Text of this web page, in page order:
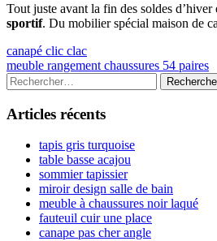
Tout juste avant la fin des soldes
sportif. Du mobilier spécial maison de
Navigation
de
l’article
Previous
article:
canapé clic clac
Next
article:
meuble rangement chaussures 54 paires
Colonne
latérale
principale
Rechercher :
Articles récents
tapis gris turquoise
table basse acajou
sommier tapissier
miroir design salle de bain
meuble à chaussures noir laqué
fauteuil cuir une place
canape pas cher angle